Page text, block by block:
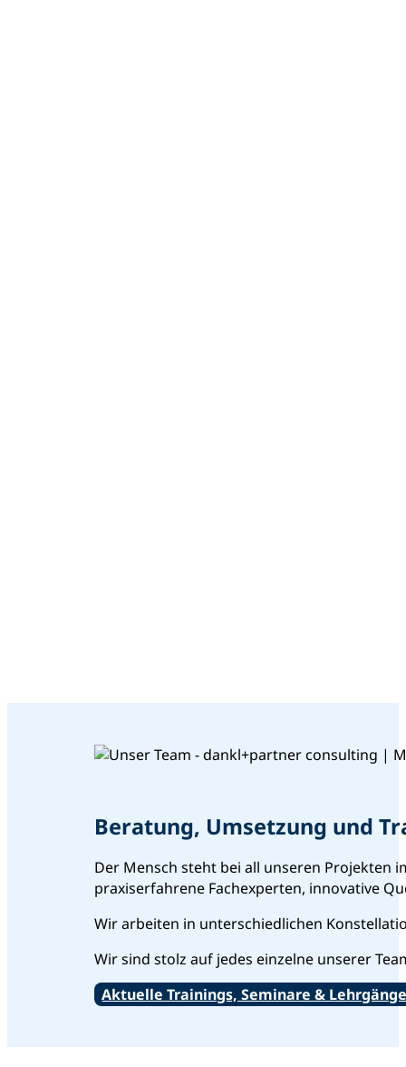
Beratung, Umsetzung und
Der Mensch steht bei all unseren Projekten
praxiserfahrene Fachexperten, innovative
Wir arbeiten in unterschiedlichen
Wir sind stolz auf jedes einzelne unserer
Aktuelle Trainings, Seminare &